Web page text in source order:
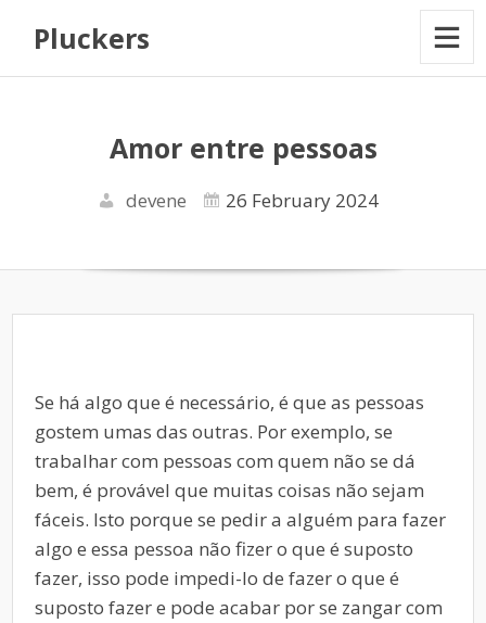
Pluckers
Amor entre pessoas
devene 26 February 2024
Se há algo que é necessário, é que as pessoas
gostem umas das outras. Por exemplo, se
trabalhar com pessoas com quem não se dá
bem, é provável que muitas coisas não sejam
fáceis. Isto porque se pedir a alguém para fazer
algo e essa pessoa não fizer o que é suposto
fazer, isso pode impedi-lo de fazer o que é
suposto fazer e pode acabar por se zangar com